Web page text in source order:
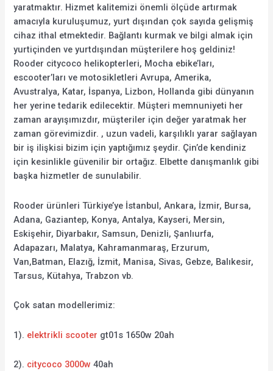
yaratmaktır. Hizmet kalitemizi önemli ölçüde artırmak
amacıyla kuruluşumuz, yurt dışından çok sayıda gelişmiş
cihaz ithal etmektedir. Bağlantı kurmak ve bilgi almak için
yurtiçinden ve yurtdışından müşterilere hoş geldiniz!
Rooder citycoco helikopterleri, Mocha ebike’ları,
escooter’ları ve motosikletleri Avrupa, Amerika,
Avustralya, Katar, İspanya, Lizbon, Hollanda gibi dünyanın
her yerine tedarik edilecektir. Müşteri memnuniyeti her
zaman arayışımızdır, müşteriler için değer yaratmak her
zaman görevimizdir. , uzun vadeli, karşılıklı yarar sağlayan
bir iş ilişkisi bizim için yaptığımız şeydir. Çin’de kendiniz
için kesinlikle güvenilir bir ortağız. Elbette danışmanlık gibi
başka hizmetler de sunulabilir.
Rooder ürünleri Türkiye’ye İstanbul, Ankara, İzmir, Bursa,
Adana, Gaziantep, Konya, Antalya, Kayseri, Mersin,
Eskişehir, Diyarbakır, Samsun, Denizli, Şanlıurfa,
Adapazarı, Malatya, Kahramanmaraş, Erzurum,
Van,Batman, Elazığ, İzmit, Manisa, Sivas, Gebze, Balıkesir,
Tarsus, Kütahya, Trabzon vb.
Çok satan modellerimiz:
1). elektrikli scooter gt01s 1650w 20ah
2). citycoco 3000w 40ah